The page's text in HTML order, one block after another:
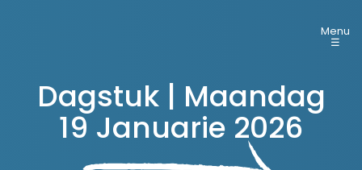
Menu
☰
Dagstuk | Maandag
19 Januarie 2026